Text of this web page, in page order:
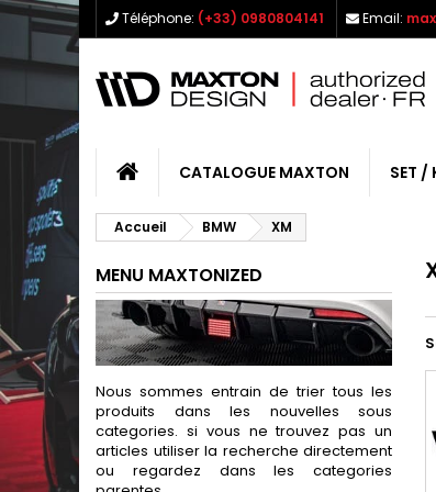
Téléphone: (+33) 0980804141 Email:
CATALOGUE MAXTON SET /
Accueil BMW XM
MENU MAXTONIZED
Nous sommes entrain de trier tous les
produits dans les nouvelles sous
categories. si vous ne trouvez pas un
articles utiliser la recherche directement
ou regardez dans les categories